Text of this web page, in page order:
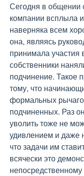
Сегодня в общении
компании всплыла
наверняка всем
она, являясь
принимала участия
собственники
подчинение. Такое
тому, что
формальных
подчиненных. Раз
уволить тоже не
удивлением и даже
что задачи им
всячески это